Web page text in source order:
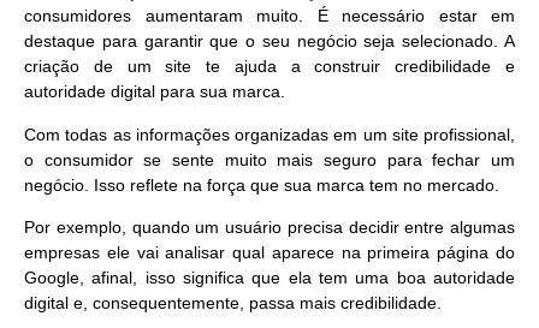
consumidores aumentaram muito. É necessário estar em
destaque para garantir que o seu negócio seja selecionado. A
criação de um site te ajuda aconstruir credibilidade e
autoridade digital para sua marca.
Com todas as informações organizadas em um site profissional,
o consumidor se sente muito mais seguro para fechar um
negócio. Isso reflete na força que sua marca tem no mercado.
Por exemplo, quando um usuário precisa decidir entre algumas
empresas ele vai analisarqual aparece na primeira página do
Google , afinal, isso significa que ela tem uma boa autoridade
digital e, consequentemente, passa mais credibilidade.